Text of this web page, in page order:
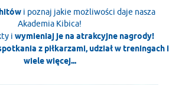
i poznaj jakie możliwości daje nasza
Akademia Kibica!
i wymieniaj je na atrakcyjne nagrody!
z piłkarzami, udział w treningach i
wiele więcej...